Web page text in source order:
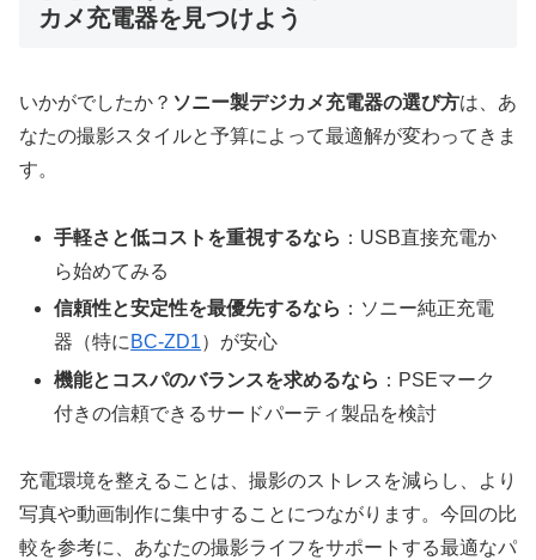
カメ充電器を見つけよう
いかがでしたか？ ソニー製デジカメ充電器の選び方は、あ
なたの撮影スタイルと予算によって最適解が変わってきま
す。
手軽さと低コストを重視するなら ：USB直接充電か
ら始めてみる
信頼性と安定性を最優先するなら ：ソニー純正充電
器（特に BC-ZD1）が安心
機能とコスパのバランスを求めるなら ：PSEマーク
付きの信頼できるサードパーティ製品を検討
充電環境を整えることは、撮影のストレスを減らし、より
写真や動画制作に集中することにつながります。今回の比
較を参考に、あなたの撮影ライフをサポートする最適なパ